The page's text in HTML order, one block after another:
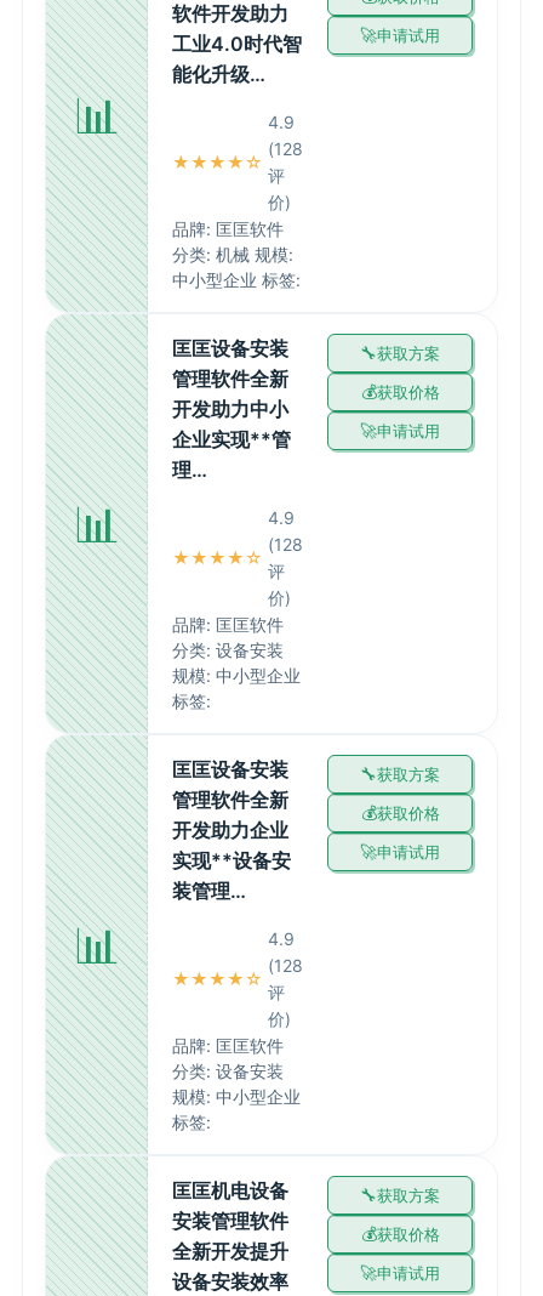
📊
软件开发助力
工业4.0时代智
能化升级…
★★★★☆
4.9
(128
评
价)
品牌: 匡匡软件
分类: 机械 规模:
中小型企业 标签:
申请试用
📊
匡匡设备安装
管理软件全新
开发助力中小
企业实现**管
理…
★★★★☆
4.9
(128
评
价)
品牌: 匡匡软件
分类: 设备安装
规模: 中小型企业
标签:
获取方案
获取价格
申请试用
📊
匡匡设备安装
管理软件全新
开发助力企业
实现**设备安
装管理…
★★★★☆
4.9
(128
评
价)
品牌: 匡匡软件
分类: 设备安装
规模: 中小型企业
标签:
获取方案
获取价格
申请试用
匡匡机电设备
安装管理软件
全新开发提升
设备安装效率
获取方案
获取价格
申请试用